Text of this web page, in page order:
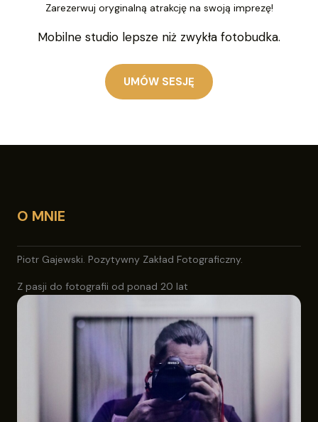
Zarezerwuj oryginalną atrakcję na swoją imprezę!
Mobilne studio lepsze niż zwykła fotobudka.
UMÓW SESJĘ
O MNIE
Piotr Gajewski. Pozytywny Zakład Fotograficzny.
Z pasji do fotografii od ponad 20 lat